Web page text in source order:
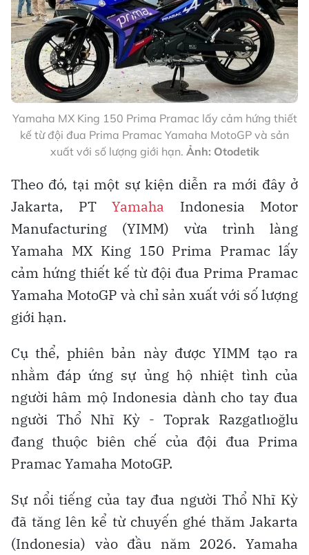
Yamaha MX King 150 Prima Pramac lấy cảm hứng thiết
kế từ đội đua Prima Pramac Yamaha MotoGP và sản
xuất với số lượng giới hạn. Ảnh: Otodetik
Theo đó, tại một sự kiện diễn ra mới đây ở
Jakarta, PT Yamaha Indonesia Motor
Manufacturing (YIMM) vừa trình làng
Yamaha MX King 150 Prima Pramac lấy
cảm hứng thiết kế từ đội đua Prima Pramac
Yamaha MotoGP và chỉ sản xuất với số lượng
giới hạn.
Cụ thể, phiên bản này được YIMM tạo ra
nhằm đáp ứng sự ủng hộ nhiệt tình của
người hâm mộ Indonesia dành cho tay đua
người Thổ Nhĩ Kỳ - Toprak Razgatlıoğlu
đang thuộc biên chế của đội đua Prima
Pramac Yamaha MotoGP.
Sự nổi tiếng của tay đua người Thổ Nhĩ Kỳ
đã tăng lên kể từ chuyến ghé thăm Jakarta
(Indonesia) vào đầu năm 2026. Yamaha